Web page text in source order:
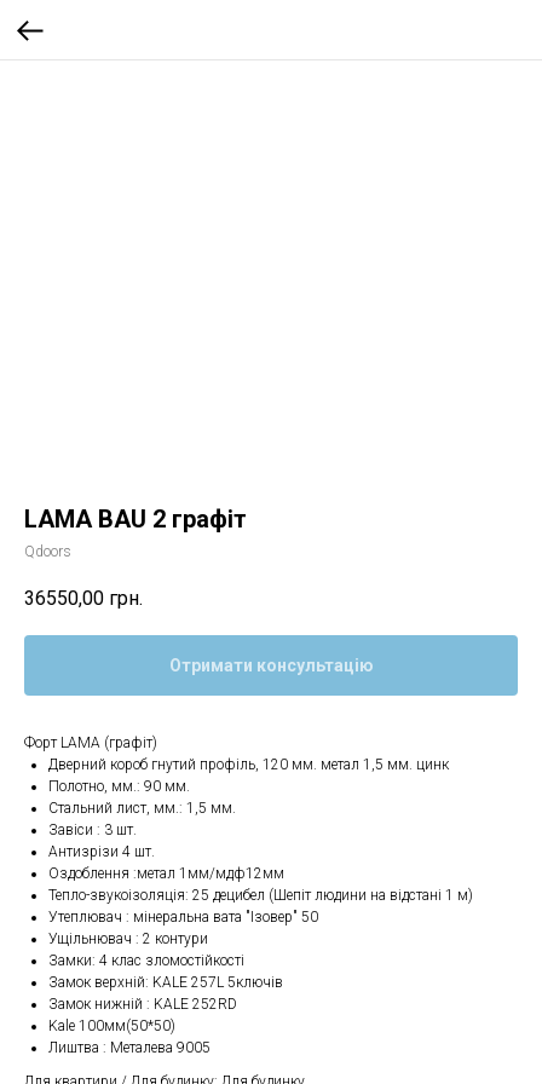
LAMA BAU 2 графіт
Qdoors
36550,00 грн.
Отримати консультацію
Форт LAMA (графіт)
Дверний короб гнутий профіль, 120 мм. метал 1,5 мм. цинк
Полотно, мм.: 90 мм.
Стальний лист, мм.: 1,5 мм.
Завіси : 3 шт.
Антизрізи 4 шт.
Оздоблення :метал 1мм/мдф12мм
Тепло-звукоізоляція: 25 децибел (Шепіт людини на відстані 1 м)
Утеплювач : мінеральна вата "Ізовер" 50
Ущільнювач : 2 контури
Замки: 4 клас зломостійкості
Замок верхній: KALE 257L 5ключів
Замок нижній : KALE 252RD
Kale 100мм(50*50)
Лиштва : Металева 9005